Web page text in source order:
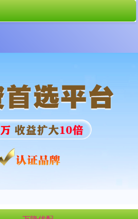
万隆优配 万隆优配APP